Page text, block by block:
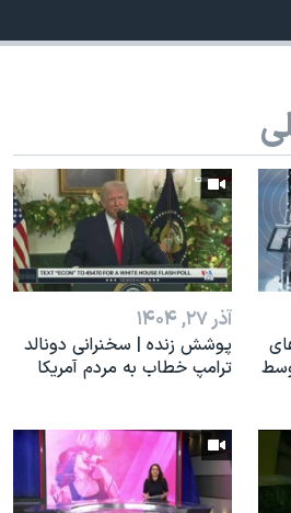
رهبری ایران
نوبل صلح
«سی‌پک»
آذر ۲۷, ۱۴۰۴
پوشش زنده | سخنرانی دونالد
ترامپ خطاب به مردم آمریکا